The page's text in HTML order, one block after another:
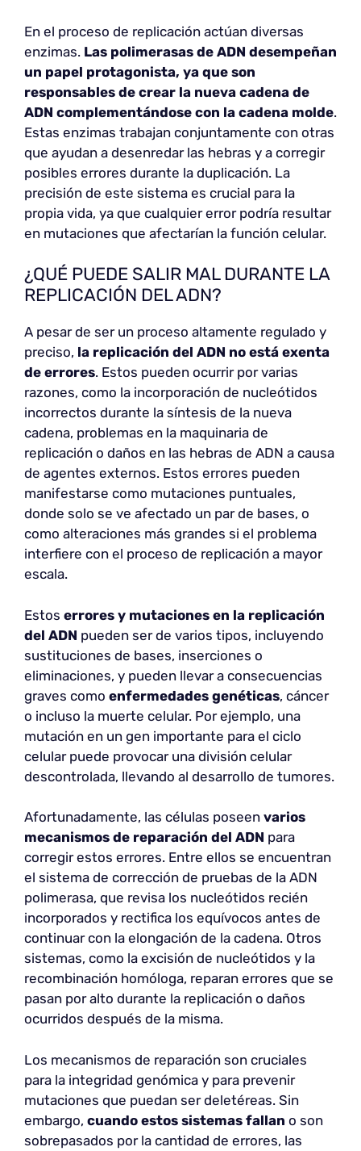
En el proceso de replicación actúan diversas
enzimas. Las polimerasas de ADN desempeñan
un papel protagonista, ya que son
responsables de crear la nueva cadena de
ADN complementándose con la cadena molde.
Estas enzimas trabajan conjuntamente con otras
que ayudan a desenredar las hebras y a corregir
posibles errores durante la duplicación. La
precisión de este sistema es crucial para la
propia vida, ya que cualquier error podría resultar
en mutaciones que afectarían la función celular.
¿QUÉ PUEDE SALIR MAL DURANTE LA
REPLICACIÓN DEL ADN?
A pesar de ser un proceso altamente regulado y
preciso, la replicación del ADN no está exenta
de errores. Estos pueden ocurrir por varias
razones, como la incorporación de nucleótidos
incorrectos durante la síntesis de la nueva
cadena, problemas en la maquinaria de
replicación o daños en las hebras de ADN a causa
de agentes externos. Estos errores pueden
manifestarse como mutaciones puntuales,
donde solo se ve afectado un par de bases, o
como alteraciones más grandes si el problema
interfiere con el proceso de replicación a mayor
escala.
Estos errores y mutaciones en la replicación
del ADN pueden ser de varios tipos, incluyendo
sustituciones de bases, inserciones o
eliminaciones, y pueden llevar a consecuencias
graves como enfermedades genéticas, cáncer
o incluso la muerte celular. Por ejemplo, una
mutación en un gen importante para el ciclo
celular puede provocar una división celular
descontrolada, llevando al desarrollo de tumores.
Afortunadamente, las células poseen varios
mecanismos de reparación del ADN para
corregir estos errores. Entre ellos se encuentran
el sistema de corrección de pruebas de la ADN
polimerasa, que revisa los nucleótidos recién
incorporados y rectifica los equívocos antes de
continuar con la elongación de la cadena. Otros
sistemas, como la excisión de nucleótidos y la
recombinación homóloga, reparan errores que se
pasan por alto durante la replicación o daños
ocurridos después de la misma.
Los mecanismos de reparación son cruciales
para la integridad genómica y para prevenir
mutaciones que puedan ser deletéreas. Sin
embargo, cuando estos sistemas fallan o son
sobrepasados por la cantidad de errores, las